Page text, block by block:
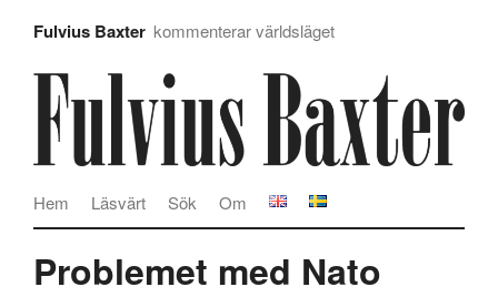
Fulvius Baxter kommenterar världsläget
Om
Sök
Läsvärt
Hem
Problemet med Nato